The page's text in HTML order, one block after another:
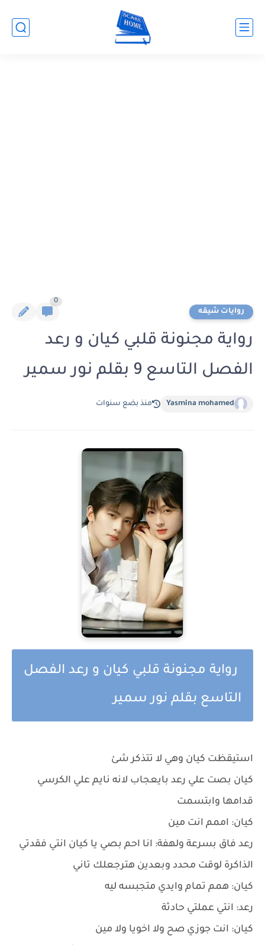
روايات شيقه
0
رواية مجنونة قلبي كيان و رعد
الفصل التاسع 9 بقلم نور سمير
Yasmina mohamed منذ بضع سنوات
رواية مجنونة قلبي كيان و رعد الفصل
التاسع بقلم نور سمير
استيقظت كيان وهي لا تتذكر شئ
كيان بصت علي رعد بايعجاب لانه نايم علي الكرسي
قدامها وابتسمت
كيان: اممم انت مين
رعد فاق بسرعة ولهفة: انا احم بصي يا كيان انتي فقدتي
الذاكرة لوقت محدد وبعدين هترجعلك تاني
كيان: همم تمام وايدي متجبسه ليه
رعد: انتي عملتي حادثة
كيان: انت جوزي صح ولا اخويا ولا مين